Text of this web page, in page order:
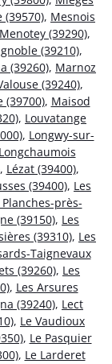
(39570), Mesnois
Menotey (39290),
(39210),
(39260), Marnoz
(39240),
(39700), Maisod
, Louvatange
, Longwy-sur-
Longchaumois
, Lézat (39400),
(39400), Les
Planches-près-
(39150), Les
(39310), Les
Taignevaux
(39260), Les
, Les Arsures
(39240), Lect
, Le Vaudioux
, Le Pasquier
, Le Larderet